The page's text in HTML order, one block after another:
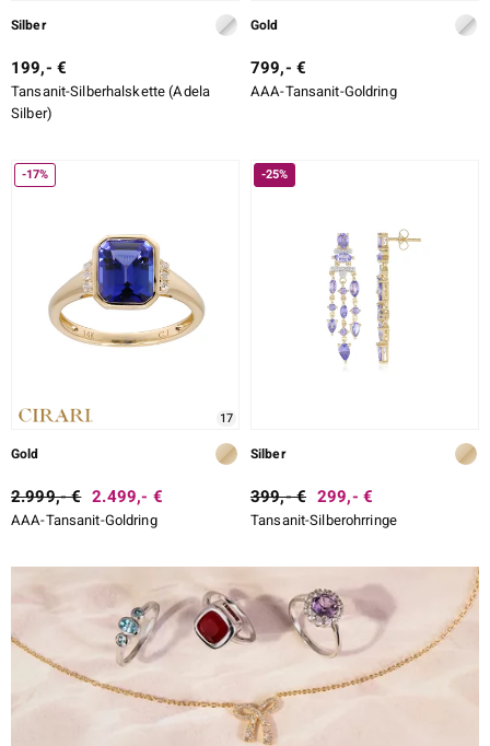
Silber
199,- €
Tansanit-Silberhalskette (Adela
Silber)
Gold
799,- €
AAA-Tansanit-Goldring
-17%
17
Gold
2.999,- € 2.499,- €
AAA-Tansanit-Goldring
-25%
Silber
399,- € 299,- €
Tansanit-Silberohrringe